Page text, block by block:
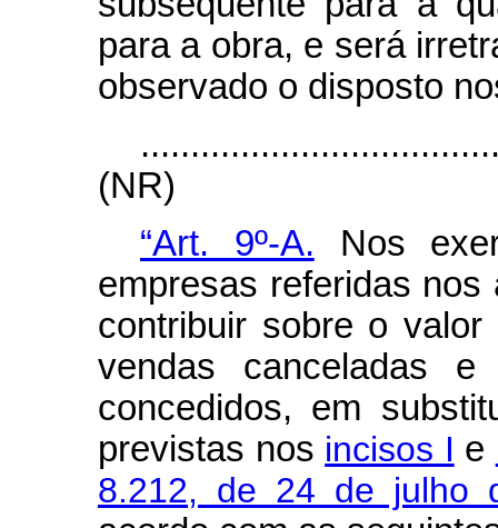
para a obra, e será
observado o disposto
(NR)
“Art. 9º-A. Nos
empresas referidas nos
contribuir sobre o
vendas canceladas e
concedidos, em
previstas nos incisos I e
8.212, de 24 de julho